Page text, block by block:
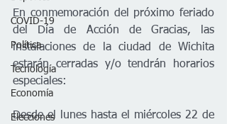
COVID-19
Política
Tecnología
Economía
Elecciones
En conmemoración del próximo feriado
del Día de Acción de Gracias, las
instalaciones de la ciudad de Wichita
estarán cerradas y/o tendrán horarios
especiales:
Desde el lunes hasta el miércoles 22 de